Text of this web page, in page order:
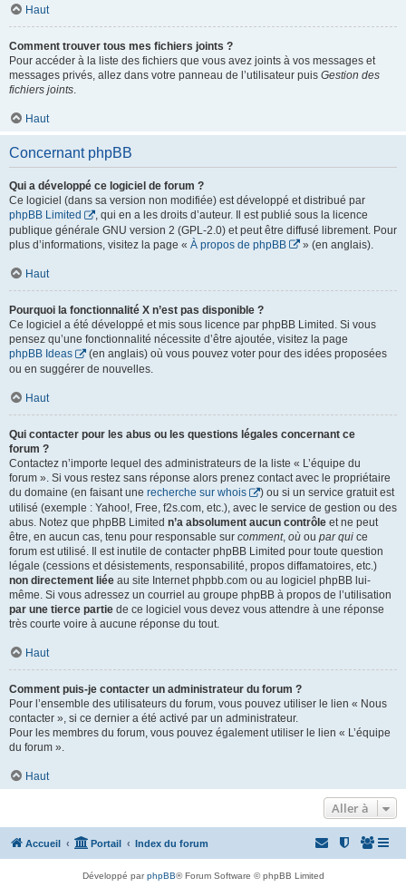
Haut
Comment trouver tous mes fichiers joints ?
Pour accéder à la liste des fichiers que vous avez joints à vos messages et
messages privés, allez dans votre panneau de l’utilisateur puis Gestion des
fichiers joints.
Haut
Concernant phpBB
Qui a développé ce logiciel de forum ?
Ce logiciel (dans sa version non modifiée) est développé et distribué par
phpBB Limited
, qui en a les droits d’auteur. Il est publié sous la licence
publique générale GNU version 2 (GPL-2.0) et peut être diffusé librement. Pour
plus d’informations, visitez la page « À propos de phpBB » (en anglais).
Haut
Pourquoi la fonctionnalité X n’est pas disponible ?
Ce logiciel a été développé et mis sous licence par phpBB Limited. Si vous
pensez qu’une fonctionnalité nécessite d’être ajoutée, visitez la page
phpBB Ideas
(en anglais) où vous pouvez voter pour des idées proposées
ou en suggérer de nouvelles.
Haut
Qui contacter pour les abus ou les questions légales concernant ce
forum ?
Contactez n’importe lequel des administrateurs de la liste « L’équipe du
forum ». Si vous restez sans réponse alors prenez contact avec le propriétaire
du domaine (en faisant une recherche sur whois
) ou si un service gratuit est
utilisé (exemple : Yahoo!, Free, f2s.com, etc.), avec le service de gestion ou des
abus. Notez que phpBB Limited n’a absolument aucun contrôle et ne peut
être, en aucun cas, tenu pour responsable sur comment, où ou par qui ce
forum est utilisé. Il est inutile de contacter phpBB Limited pour toute question
légale (cessions et désistements, responsabilité, propos diffamatoires, etc.)
non directement liée au site Internet phpbb.com ou au logiciel phpBB lui-
même. Si vous adressez un courriel au groupe phpBB à propos de l’utilisation
par une tierce partie de ce logiciel vous devez vous attendre à une réponse
très courte voire à aucune réponse du tout.
Haut
Comment puis-je contacter un administrateur du forum ?
Pour l’ensemble des utilisateurs du forum, vous pouvez utiliser le lien « Nous
contacter », si ce dernier a été activé par un administrateur.
Pour les membres du forum, vous pouvez également utiliser le lien « L’équipe
du forum ».
Haut
Aller à
Accueil Portail Index du forum
Développé parphpBB® Forum Software © phpBB Limited